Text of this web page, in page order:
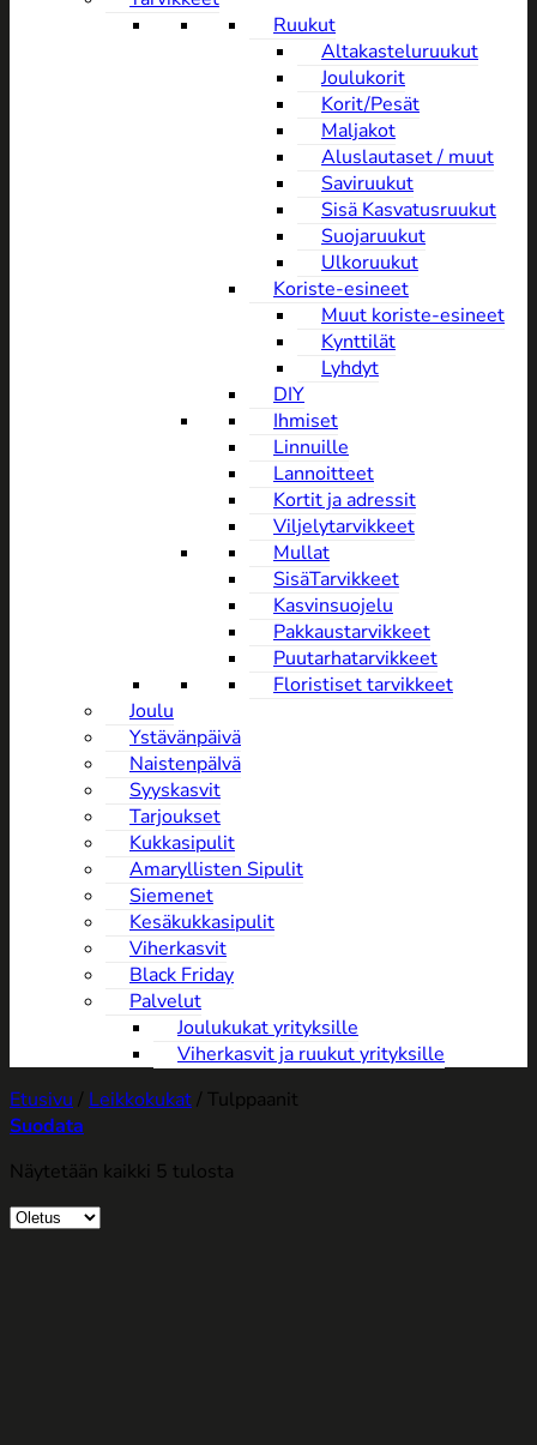
Ruukut
Altakasteluruukut
Joulukorit
Korit/Pesät
Maljakot
Aluslautaset / muut
Saviruukut
Sisä Kasvatusruukut
Suojaruukut
Ulkoruukut
Koriste-esineet
Muut koriste-esineet
Kynttilät
Lyhdyt
DIY
Ihmiset
Linnuille
Lannoitteet
Kortit ja adressit
Viljelytarvikkeet
Mullat
SisäTarvikkeet
Kasvinsuojelu
Pakkaustarvikkeet
Puutarhatarvikkeet
Floristiset tarvikkeet
Joulu
Ystävänpäivä
NaistenpäIvä
Syyskasvit
Tarjoukset
Kukkasipulit
Amaryllisten Sipulit
Siemenet
Kesäkukkasipulit
Viherkasvit
Black Friday
Palvelut
Joulukukat yrityksille
Viherkasvit ja ruukut yrityksille
Etusivu / Leikkokukat/ Tulppaanit
Suodata
Näytetään kaikki 5 tulosta